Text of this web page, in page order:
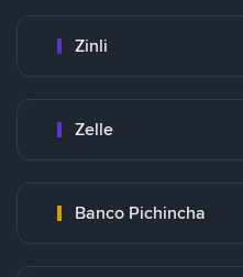
Zinli
Zelle
Banco Pichincha